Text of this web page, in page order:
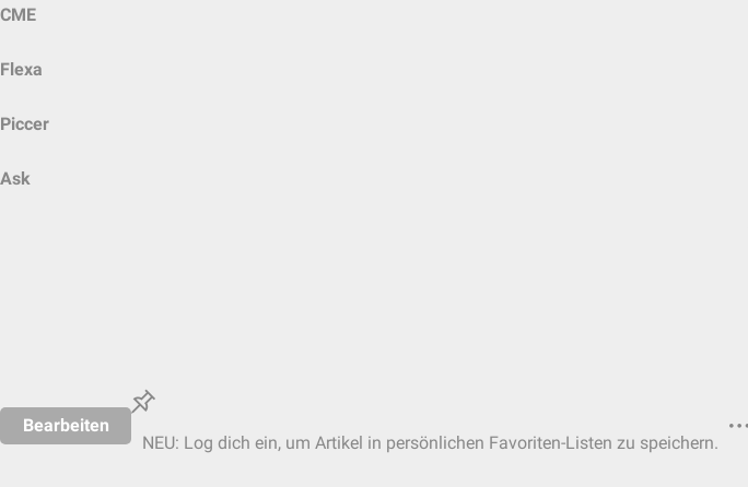
CME
Flexa
Piccer
Ask
Bearbeiten
NEU: Log dich ein, um Artikel in persönlichen Favoriten-Listen zu speichern.